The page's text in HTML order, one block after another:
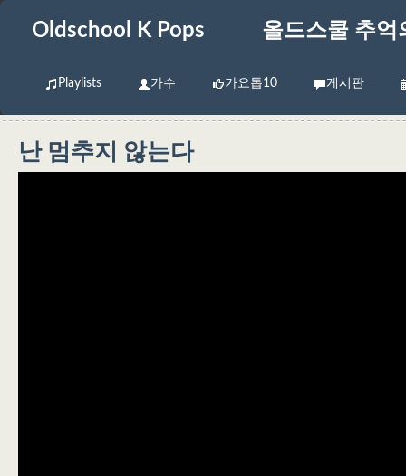
Oldschool K Pops 올드스쿨 추억
Playlists 가수 가요톱10 게시판
난 멈추지 않는다